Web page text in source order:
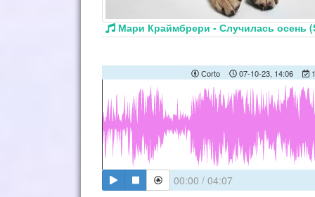
Мари Краймбрери - Случилась осень
Сorto 07-10-23, 14:06
00:00 / 04:07